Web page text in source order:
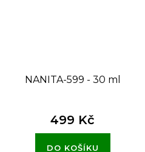
NANITA-599 - 30 ml
499 Kč
DO KOŠÍKU